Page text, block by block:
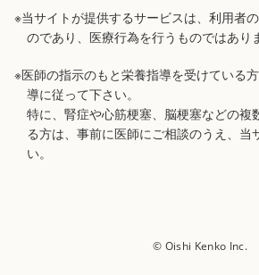
※当サイトが提供するサービスは、利用者
のであり、医療行為を行うものではあり
※医師の指示のもと栄養指導を受けている
導に従って下さい。
特に、腎症や心筋梗塞、脳梗塞などの複
る方は、事前に医師にご相談のうえ、当
い。
© Oishi Kenko Inc.